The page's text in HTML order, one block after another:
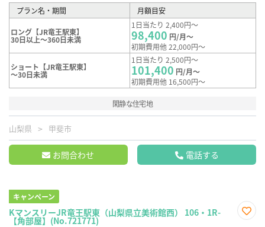
プラン名・期間 月額目安
ロング【JR竜王駅東】
30日以上～360日未満
1日当たり 2,400円～
98,400 円/月～
初期費用他 22,000円～
ショート【JR竜王駅東】
～30日未満
1日当たり 2,500円～
101,400 円/月～
初期費用他 16,500円～
閑静な住宅地
山梨県 甲斐市
お問合わせ 電話する
キャンペーン
KマンスリーJR竜王駅東（山梨県立美術館西） 106・1R-
【角部屋】(No.721771)